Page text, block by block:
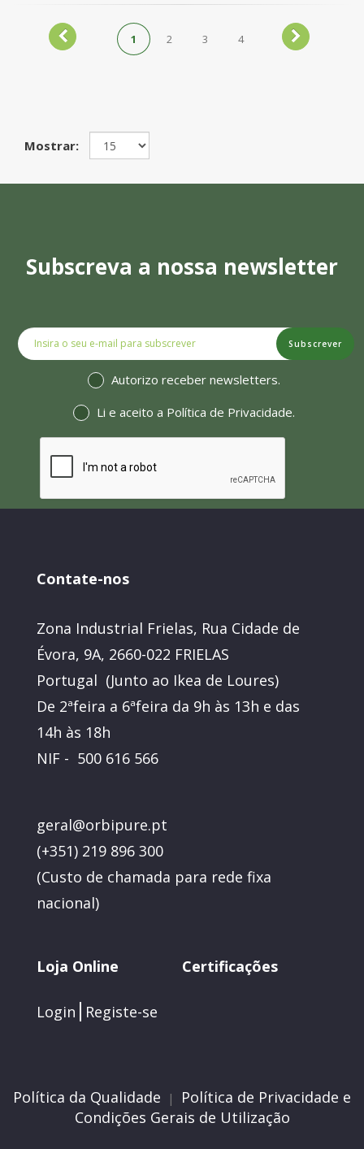
1 2 3 4
Mostrar:
Subscreva a nossa newsletter
Subscrever
Autorizo receber newsletters.
Li e aceito a Política de Privacidade.
Contate-nos
Zona Industrial Frielas, Rua Cidade de
Évora, 9A, 2660-022 FRIELAS
Portugal (Junto ao Ikea de Loures)
De 2ªfeira a 6ªfeira da 9h às 13h e das
14h às 18h
NIF - 500 616 566
geral@orbipure.pt
(+351) 219 896 300
(Custo de chamada para rede fixa
nacional)
Loja Online
Login Registe-se
Certificações
Política da Qualidade | Política de Privacidade e
Condições Gerais de Utilização